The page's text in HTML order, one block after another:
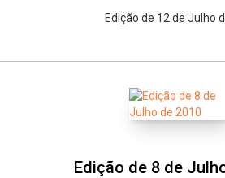
Edição de 12 de Julho
Edição de 8 de